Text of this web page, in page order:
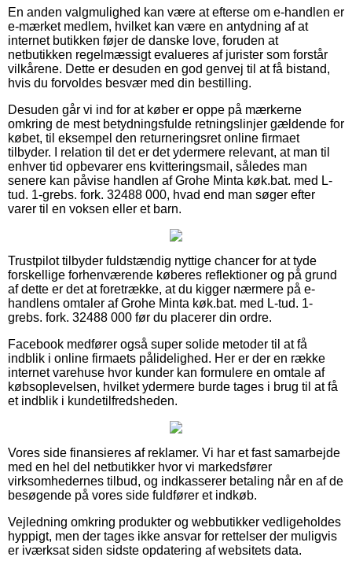
En anden valgmulighed kan være at efterse om e-handlen er
e-mærket medlem, hvilket kan være en antydning af at
internet butikken føjer de danske love, foruden at
netbutikken regelmæssigt evalueres af jurister som forstår
vilkårene. Dette er desuden en god genvej til at få bistand,
hvis du forvoldes besvær med din bestilling.
Desuden går vi ind for at køber er oppe på mærkerne
omkring de mest betydningsfulde retningslinjer gældende for
købet, til eksempel den returneringsret online firmaet
tilbyder. I relation til det er det ydermere relevant, at man til
enhver tid opbevarer ens kvitteringsmail, således man
senere kan påvise handlen af Grohe Minta køk.bat. med L-
tud. 1-grebs. fork. 32488 000, hvad end man søger efter
varer til en voksen eller et barn.
Trustpilot tilbyder fuldstændig nyttige chancer for at tyde
forskellige forhenværende køberes reflektioner og på grund
af dette er det at foretrække, at du kigger nærmere på e-
handlens omtaler af Grohe Minta køk.bat. med L-tud. 1-
grebs. fork. 32488 000 før du placerer din ordre.
Facebook medfører også super solide metoder til at få
indblik i online firmaets pålidelighed. Her er der en række
internet varehuse hvor kunder kan formulere en omtale af
købsoplevelsen, hvilket ydermere burde tages i brug til at få
et indblik i kundetilfredsheden.
Vores side finansieres af reklamer. Vi har et fast samarbejde
med en hel del netbutikker hvor vi markedsfører
virksomhedernes tilbud, og indkasserer betaling når en af de
besøgende på vores side fuldfører et indkøb.
Vejledning omkring produkter og webbutikker vedligeholdes
hyppigt, men der tages ikke ansvar for rettelser der muligvis
er iværksat siden sidste opdatering af websitets data.